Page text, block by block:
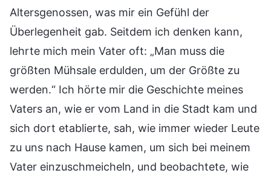
Altersgenossen, was mir ein Gefühl der
Überlegenheit gab. Seitdem ich denken kann,
lehrte mich mein Vater oft: „Man muss die
größten Mühsale erdulden, um der Größte zu
werden.“ Ich hörte mir die Geschichte meines
Vaters an, wie er vom Land in die Stadt kam und
sich dort etablierte, sah, wie immer wieder Leute
zu uns nach Hause kamen, um sich bei meinem
Vater einzuschmeicheln, und beobachtete, wie